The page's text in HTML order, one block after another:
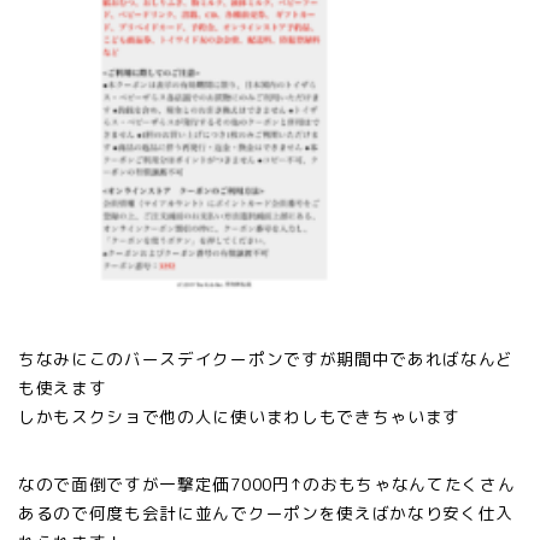
ちなみにこのバースデイクーポンですが期間中であればなんど
も使えます
しかもスクショで他の人に使いまわしもできちゃいます
なので面倒ですが一撃定価7000円↑のおもちゃなんてたくさん
あるので何度も会計に並んでクーポンを使えばかなり安く仕入